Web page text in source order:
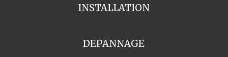
INSTALLATION
DEPANNAGE